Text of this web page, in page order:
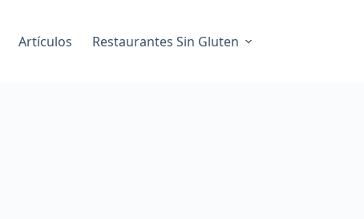
Artículos Restaurantes Sin Gluten